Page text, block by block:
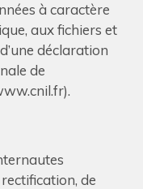
à caractère
aux fichiers et
déclaration
de
rectification, de